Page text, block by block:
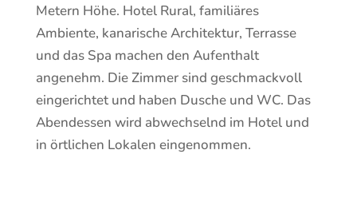
Metern Höhe. Hotel Rural, familiäres
Ambiente, kanarische Architektur, Terrasse
und das Spa machen den Aufenthalt
angenehm. Die Zimmer sind geschmackvoll
eingerichtet und haben Dusche und WC. Das
Abendessen wird abwechselnd im Hotel und
in örtlichen Lokalen eingenommen.